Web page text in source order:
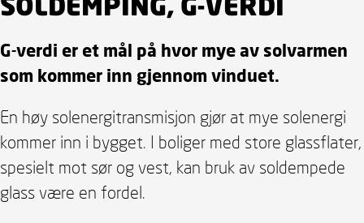
G-verdi er et mål på hvor mye av solvarmen
som kommer inn gjennom vinduet.
En høy solenergitransmisjon gjør at mye solenergi
kommer inn i bygget. I boliger med store glassflater,
spesielt mot sør og vest, kan bruk av soldempede
glass være en fordel.